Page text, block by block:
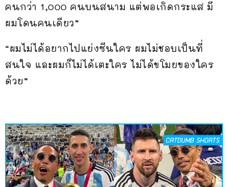
คนกว่า 1,000 คนบนสนาม แต่พอเกิดกระแส มี
ผมโดนคนเดียว”
“ผมไม่ได้อยากไปแย่งซีนใคร ผมไม่ชอบเป็นที่
สนใจ และผมก็ไม่ได้เตะใคร ไม่ได้ขโมยของใคร
ด้วย”